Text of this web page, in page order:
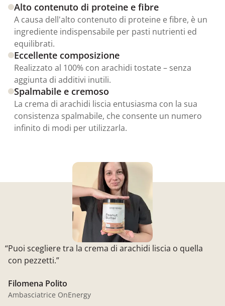
Alto contenuto di proteine e fibre
A causa dell'alto contenuto di proteine e fibre, è un
ingrediente indispensabile per pasti nutrienti ed
equilibrati.
Eccellente composizione
Realizzato al 100% con arachidi tostate – senza
aggiunta di additivi inutili.
Spalmabile e cremoso
La crema di arachidi liscia entusiasma con la sua
consistenza spalmabile, che consente un numero
infinito di modi per utilizzarla.
“Puoi scegliere tra la crema di arachidi liscia o quella
con pezzetti.”
Filomena Polito
Ambasciatrice OnEnergy